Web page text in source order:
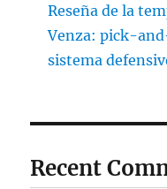
Reseña de la
Venza: pick-
sistema
Recent